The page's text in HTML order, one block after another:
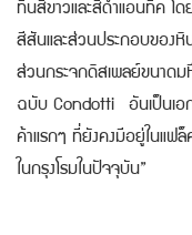
ทีนสีขาวและสีดำแอนทีค โด
สีสันและส่วนประกอบของ
ส่วนกระจกดิสเพลย์ขนาด
ฉบับ Condotti อันเป็นเอ
ค้าแรกๆ ที่ยังคงมีอยู่ในแฟ
ในกรุงโรมในปัจจุบัน”